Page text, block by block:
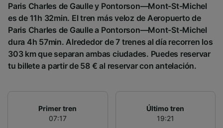
Paris Charles de Gaulle y Pontorson—Mont-St-Michel
es de 11h 32min. El tren más veloz de Aeropuerto de
Paris Charles de Gaulle a Pontorson—Mont-St-Michel
dura 4h 57min. Alrededor de 7 trenes al día recorren los
303 km que separan ambas ciudades. Puedes reservar
tu billete a partir de 58 € al reservar con antelación.
Primer tren
07:17
Último tren
19:21